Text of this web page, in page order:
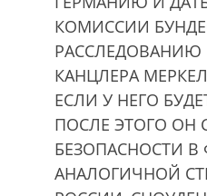
КОМИССИИ
КАНЦЛЕРА
ЕСЛИ У НЕГО
ПОСЛЕ ЭТОГО ОН
БЕЗОПАСНОСТИ В
АНАЛОГИЧНОЙ